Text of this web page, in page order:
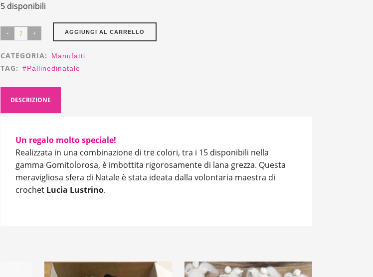
5 disponibili
di
Natale
Crochet
quantity
AGGIUNGI AL CARRELLO
CATEGORIA: Manufatti
TAG: #pallinedinatale
DESCRIZIONE
Un regalo molto speciale!
Realizzata in una combinazione di tre colori, tra i 15 disponibili nella
gamma Gomitolorosa, è imbottita rigorosamente di lana grezza. Questa
meravigliosa sfera di Natale è stata ideata dalla volontaria maestra di
crochet Lucia Lustrino.